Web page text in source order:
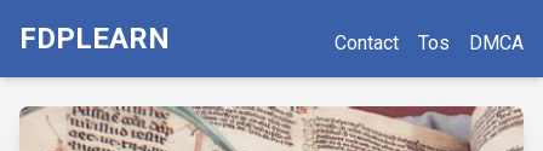
FDPLEARN Contact Tos DMCA